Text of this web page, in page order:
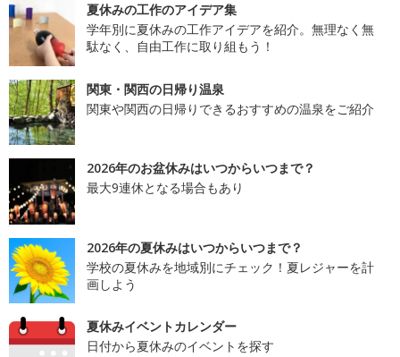
夏休みの工作のアイデア集
学年別に夏休みの工作アイデアを紹介。無理なく無
駄なく、自由工作に取り組もう！
関東・関西の日帰り温泉
関東や関西の日帰りできるおすすめの温泉をご紹介
2026年のお盆休みはいつからいつまで？
最大9連休となる場合もあり
2026年の夏休みはいつからいつまで？
学校の夏休みを地域別にチェック！夏レジャーを計
画しよう
夏休みイベントカレンダー
日付から夏休みのイベントを探す